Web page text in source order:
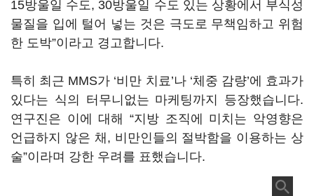
15방울일 수도, 30방울일 수도 있는 상황에서 부식성
물질을 입에 털어 넣는 것은 극도로 무책임하고 위험
한 도박”이라고 경고합니다.
특히 최근 MMS가 ‘비만 치료’나 ‘체중 감량’에 효과가
있다는 식의 터무니없는 마케팅까지 등장했습니다.
연구진은 이에 대해 “지방 조직에 미치는 악영향은
언급하지 않은 채, 비만인들의 절박함을 이용하는 상
술”이라며 강한 우려를 표했습니다.